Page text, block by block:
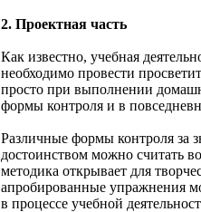
2. Проектная часть
Как известно, учебная
необходимо провести
просто при выполнении
формы контроля и в
Различные формы контроля за
достоинством можно считать
методика открывает для
апробированные упражнения
в процессе учебной